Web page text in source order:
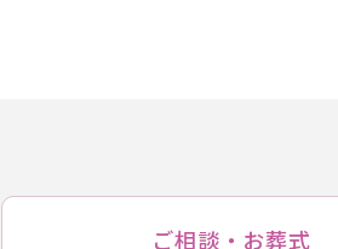
ご相談・ お葬式